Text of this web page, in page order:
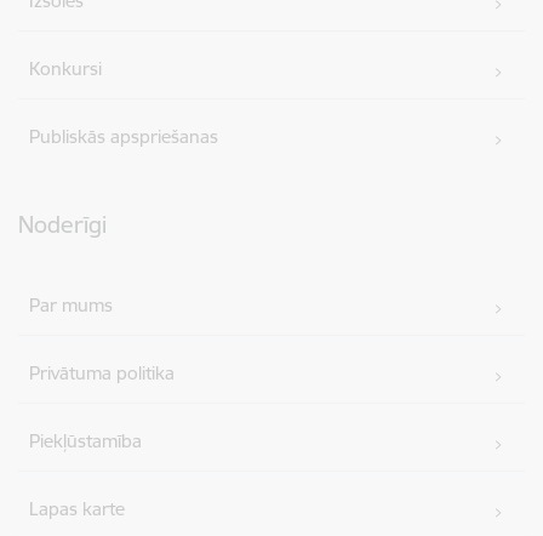
Konkursi
Publiskās apspriešanas
Noderīgi
Par mums
Privātuma politika
Piekļūstamība
Lapas karte